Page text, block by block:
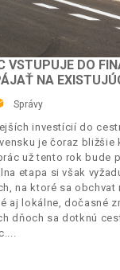
VSTUPUJE DO
NA
Správy
investícií do
je čoraz bližšie
už tento rok bude
etapa si však
na ktoré sa obchvat
aj lokálne, dočasné
dňoch sa dotknú